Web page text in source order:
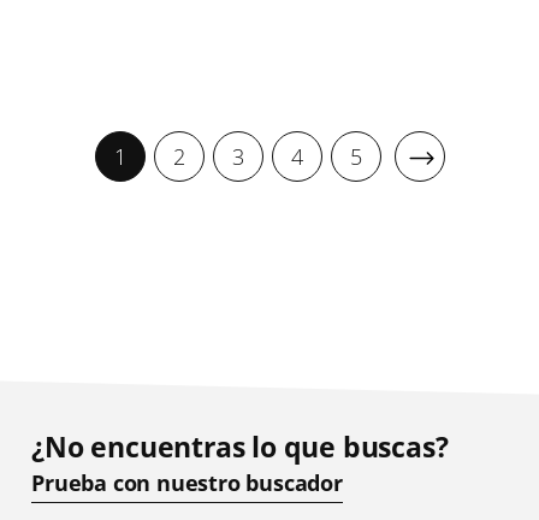
1 2 3 4 5
¿No encuentras lo que buscas?
Prueba con nuestro buscador